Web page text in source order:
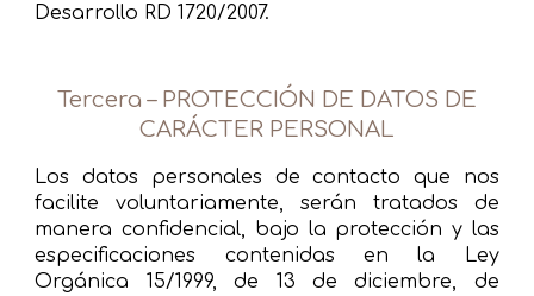
Desarrollo RD 1720/2007.
Tercera – PROTECCIÓN DE DATOS DE
CARÁCTER PERSONAL
Los datos personales de contacto que nos
facilite voluntariamente, serán tratados de
manera confidencial, bajo la protección y las
especificaciones contenidas en la Ley
Orgánica 15/1999, de 13 de diciembre, de